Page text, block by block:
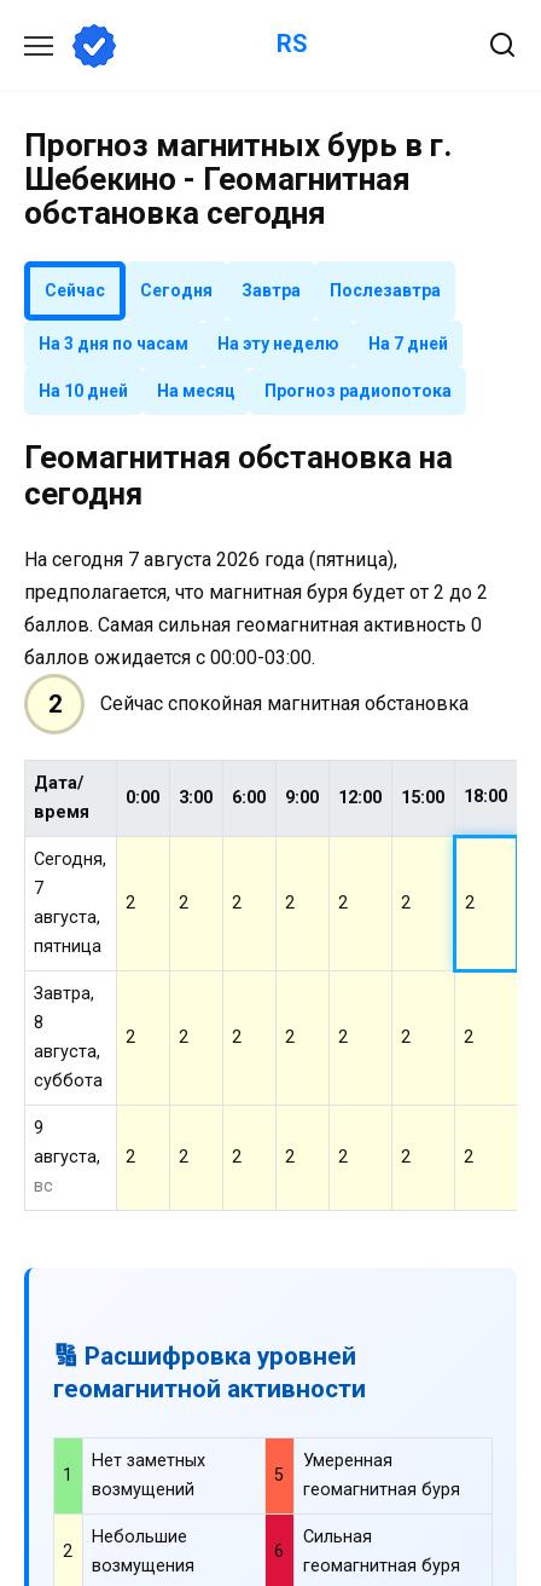
содержанию
RS
Прогноз магнитных бурь в г.
Шебекино - Геомагнитная
обстановка сегодня
Сейчас Сегодня Завтра Послезавтра
На 3 дня по часам На эту неделю На 7 дней
На 10 дней На месяц Прогноз радиопотока
Геомагнитная обстановка на
сегодня
На сегодня 7 августа 2026 года (пятница),
предполагается, что магнитная буря будет от 2 до 2
баллов. Самая сильная геомагнитная активность 0
баллов ожидается с 00:00-03:00.
2 Сейчас спокойная магнитная обстановка
Дата/
время
0:00 3:00 6:00 9:00 12:00 15:00 18:00
Сегодня,
7
августа,
пятница
2 2 2 2 2 2 2
Завтра,
8
августа,
суббота
2 2 2 2 2 2 2
9
августа,
вс
2 2 2 2 2 2 2
🔢 Расшифровка уровней
геомагнитной активности
1
Нет заметных
возмущений
5
Умеренная
геомагнитная буря
2
Небольшие
возмущения
6
Сильная
геомагнитная буря